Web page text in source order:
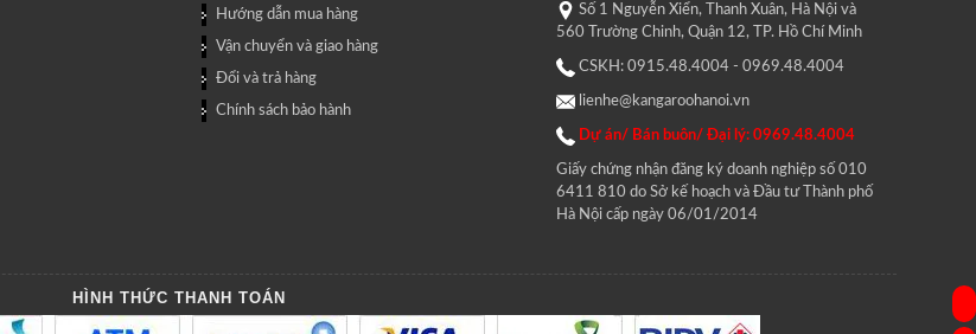
Hướng dẫn mua hàng
Vận chuyển và giao hàng
Đổi và trả hàng
Chính sách bảo hành
Số 1 Nguyễn Xiển, Thanh Xuân, Hà Nội và
560 Trường Chinh, Quận 12, TP. Hồ Chí Minh
CSKH: 0915.48.4004 - 0969.48.4004
lienhe@kangaroohanoi.vn
Dự án/ Bán buôn/ Đại lý: 0969.48.4004
Giấy chứng nhận đăng ký doanh nghiệp số 010
6411 810 do Sở kế hoạch và Đầu tư Thành phố
Hà Nội cấp ngày 06/01/2014
HÌNH THỨC THANH TOÁN